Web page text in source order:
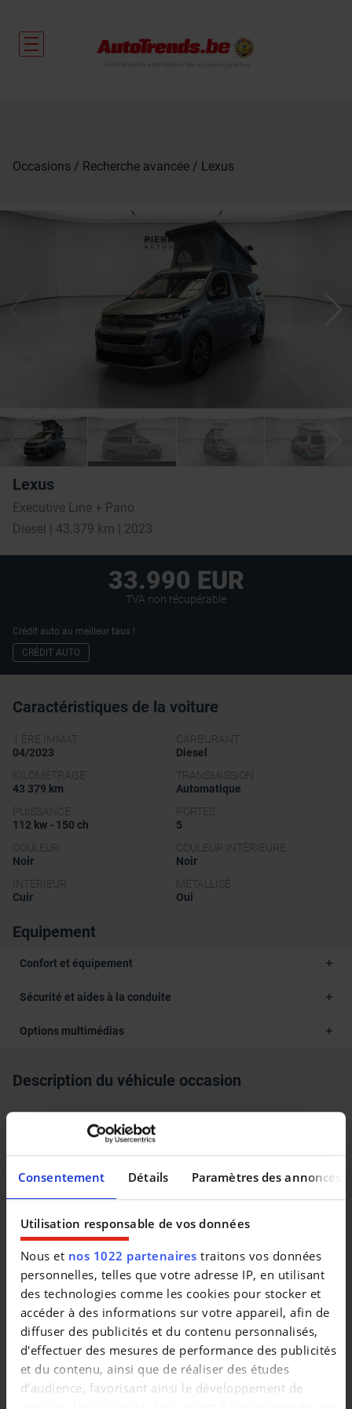
Consentement Détails Paramètres des annonces
Utilisation responsable de vos données
Nous et nos 1022 partenaires traitons vos données
personnelles, telles que votre adresse IP, en utilisant
des technologies comme les cookies pour stocker et
accéder à des informations sur votre appareil, afin de
diffuser des publicités et du contenu personnalisés,
d'effectuer des mesures de performance des publicités
et du contenu, ainsi que de réaliser des études
d’audience, favorisant ainsi le développement de
Occasions Recherche avancée Lexus
Lexus
Executive Line + Pano
Diesel | 43.379 km | 2023
33.990 EUR
TVA non récupérable
Crédit auto au meilleur taux !
CRÉDIT AUTO
Caractéristiques de la voiture
1 ÉRE IMMAT
04/2023
CARBURANT
Diesel
KILOMÉTRAGE
43 379 km
TRANSMISSION
Automatique
PUISSANCE
112 kw - 150 ch
PORTES
5
COULEUR
Noir
COULEUR INTÉRIEURE
Noir
INTÉRIEUR
Cuir
MÉTALLISÉ
Oui
Equipement
Confort et équipement
Sécurité et aides à la conduite
Options multimédias
Description du véhicule occasion
Véhicules similaires